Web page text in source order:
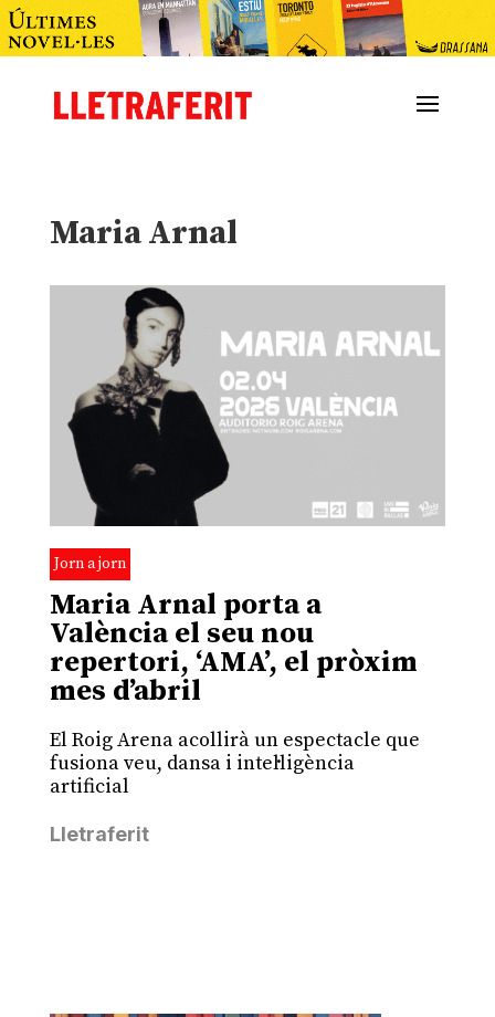
Maria Arnal
Jorn a jorn
Maria Arnal porta a
València el seu nou
repertori, ‘AMA’, el pròxim
mes d’abril
El Roig Arena acollirà un espectacle que
fusiona veu, dansa i intel·ligència
artificial
Lletraferit